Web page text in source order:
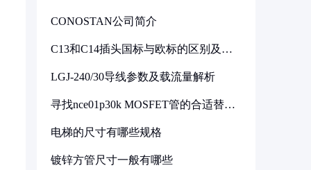
CONOSTAN公司简介
C13和C14插头国标与欧标的区别及其
LGJ-240/30导线参数及载流量解析
寻找nce01p30k MOSFET管的合适替代
电梯的尺寸有哪些规格
镀锌方管尺寸一般有哪些